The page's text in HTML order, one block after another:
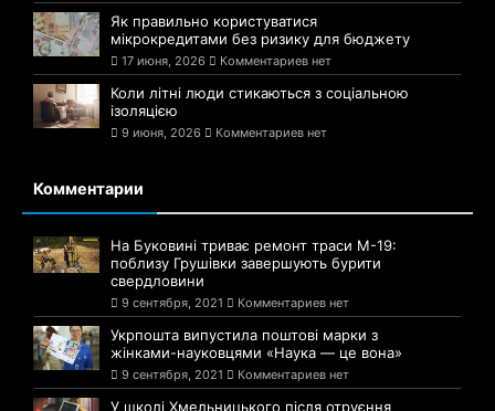
Як правильно користуватися
мікрокредитами без ризику для бюджету
17 июня, 2026 Комментариев нет
Коли літні люди стикаються з соціальною
ізоляцією
9 июня, 2026 Комментариев нет
Комментарии
На Буковині триває ремонт траси М-19:
поблизу Грушівки завершують бурити
свердловини
9 сентября, 2021 Комментариев нет
Укрпошта випустила поштові марки з
жінками-науковцями «Наука — це вона»
9 сентября, 2021 Комментариев нет
У школі Хмельницького після отруєння